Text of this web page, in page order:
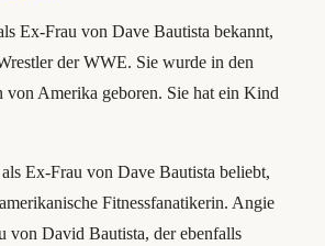
Ex-Frau von Dave Bautista bekannt,
der WWE. Sie wurde in den
von Amerika geboren. Sie hat ein Kind
Ex-Frau von Dave Bautista beliebt,
Fitnessfanatikerin. Angie
von David Bautista, der ebenfalls